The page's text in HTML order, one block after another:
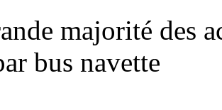
majorité des
bus navette